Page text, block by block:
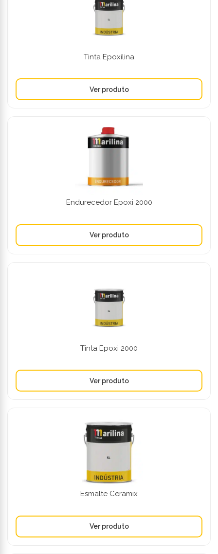
Tinta Epoxilina
Endurecedor Epoxi 2000
Tinta Epoxi 2000
Esmalte Ceramix